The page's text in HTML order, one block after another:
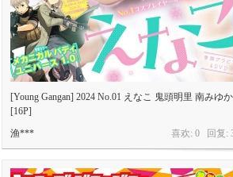
[Young Gangan] 2024 No.01 えなこ 鬼頭明里 南みゆか
[16P]
喜欢: 0 回复:
渔***